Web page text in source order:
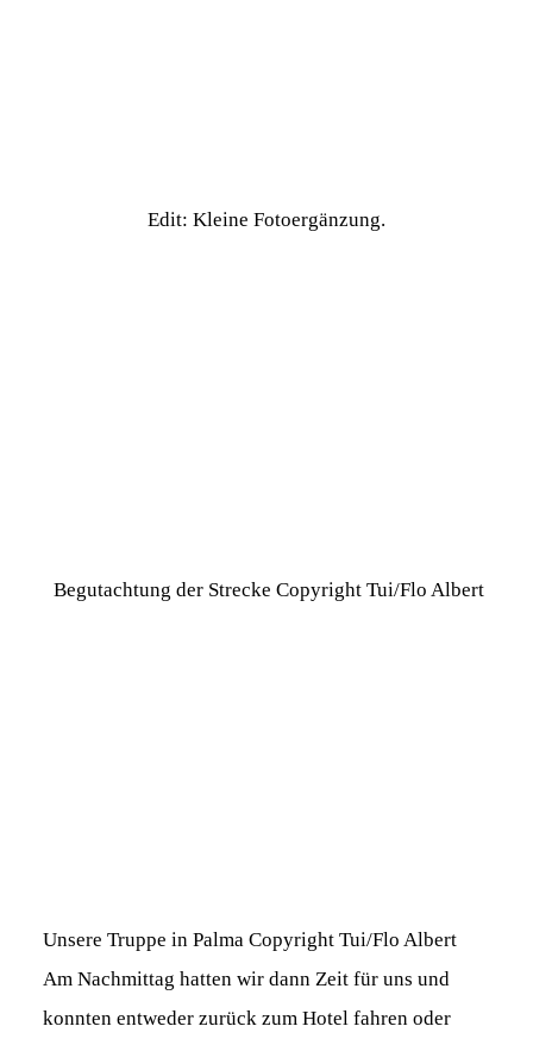
Edit: Kleine Fotoergänzung.
Begutachtung der Strecke Copyright Tui/Flo Albert
Unsere Truppe in Palma Copyright Tui/Flo Albert
Am Nachmittag hatten wir dann Zeit für uns und
konnten entweder zurück zum Hotel fahren oder